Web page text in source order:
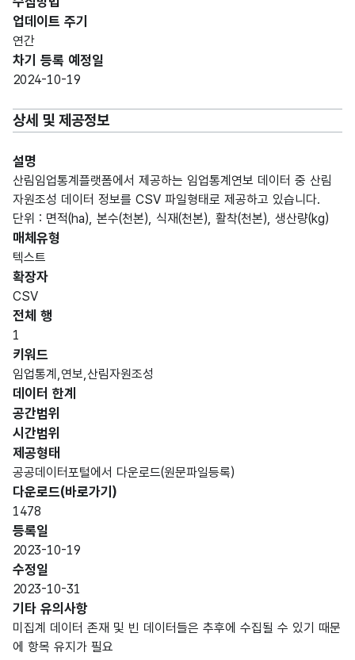
업데이트 주기
연간
차기 등록 예정일
2024-10-19
상세 및 제공정보
설명
산림임업통계플랫폼에서 제공하는 임업통계연보 데이터 중 산림
자원조성 데이터 정보를 CSV 파일형태로 제공하고 있습니다.
단위 : 면적(ha), 본수(천본), 식재(천본), 활착(천본), 생산량(kg)
매체유형
텍스트
확장자
CSV
전체 행
1
키워드
임업통계,연보,산림자원조성
데이터 한계
공간범위
시간범위
제공형태
공공데이터포털에서 다운로드(원문파일등록)
다운로드(바로가기)
1478
등록일
2023-10-19
수정일
2023-10-31
기타 유의사항
미집계 데이터 존재 및 빈 데이터들은 추후에 수집될 수 있기 때문
에 항목 유지가 필요